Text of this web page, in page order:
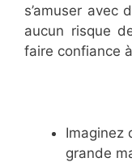
s’amuser avec
aucun risque
faire confiance
Imaginez
grande